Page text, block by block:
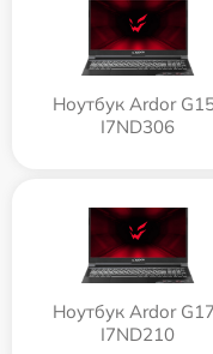
Ноутбук Ardor
I7ND306
Ноутбук Ardor
I7ND210